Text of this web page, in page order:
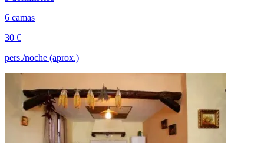
6 camas
30 €
pers./noche (aprox.)